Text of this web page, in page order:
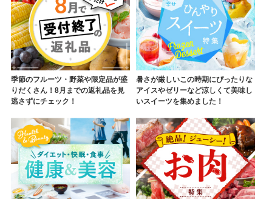
季節のフルーツ・野菜や限定品が盛
りだくさん！8月までの返礼品を見
逃さずにチェック！
暑さが厳しいこの時期にぴったりな
アイスやゼリーなど涼しくて美味し
いスイーツを集めました！